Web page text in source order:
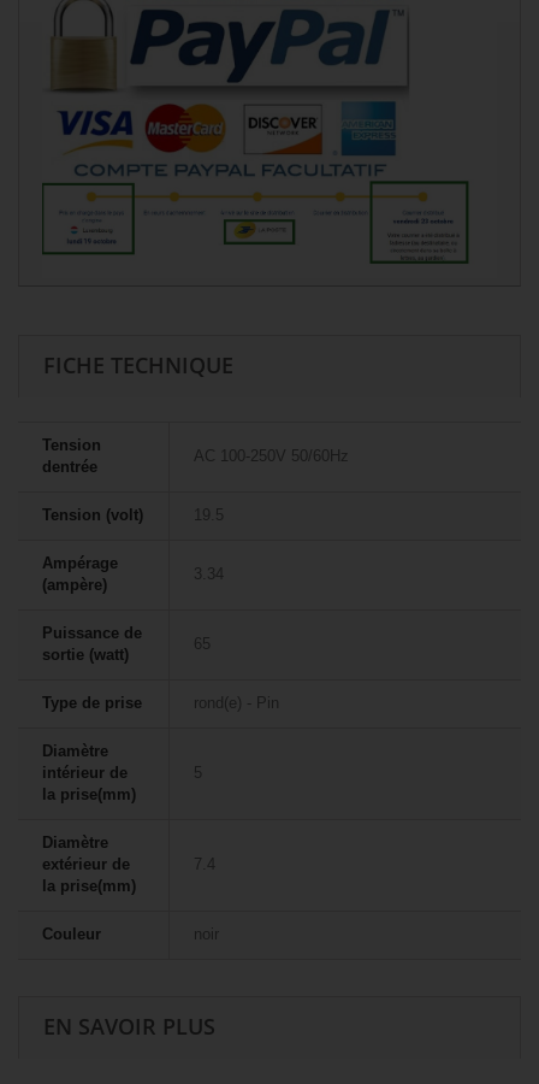
FICHE TECHNIQUE
Tension
dentrée
AC 100-250V 50/60Hz
Tension (volt) 19.5
Ampérage
(ampère)
3.34
Puissance de
sortie (watt)
65
Type de prise rond(e) - Pin
Diamètre
intérieur de
la prise(mm)
5
Diamètre
extérieur de
la prise(mm)
7.4
Couleur noir
EN SAVOIR PLUS